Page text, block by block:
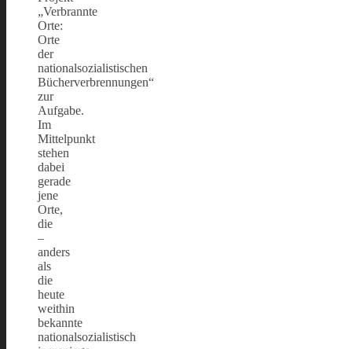
„Verbrannte
Orte:
Orte
der
nationalsozialistischen
Bücherverbrennungen“
zur
Aufgabe.
Im
Mittelpunkt
stehen
dabei
gerade
jene
Orte,
die
–
anders
als
die
heute
weithin
bekannte
nationalsozialistisch